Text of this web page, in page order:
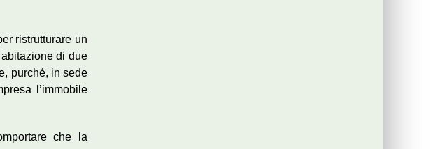
ristrutturare un
di due
purché, in sede
l’immobile
che la